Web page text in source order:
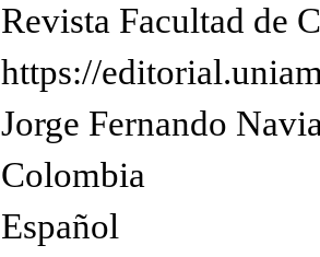
Revista Facultad de
https://
Jorge Fernando
Colombia
Español